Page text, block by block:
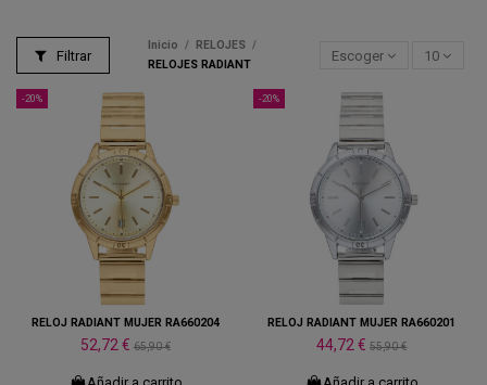
Filtrar
Inicio
RELOJES
RELOJES RADIANT
Escoger 10
-20%
RELOJ RADIANT MUJER RA660204
52,72 € 65,90 €
-20%
RELOJ RADIANT MUJER RA660201
44,72 €55,90 €